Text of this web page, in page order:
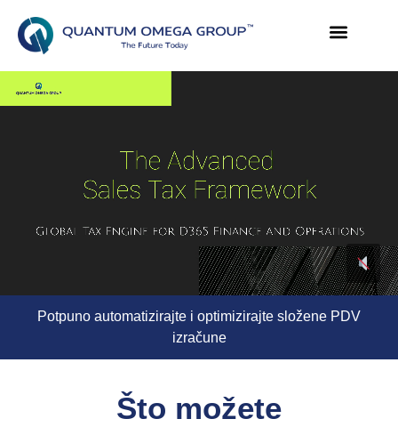
Potpuno automatizirajte i optimizirajte složene PDV
izračune
Što možete